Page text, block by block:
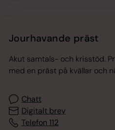
Jourhavande präst
Akut samtals- och krisstöd.
med en präst på kvällar och
Chatt
Digitalt brev
Telefon 112